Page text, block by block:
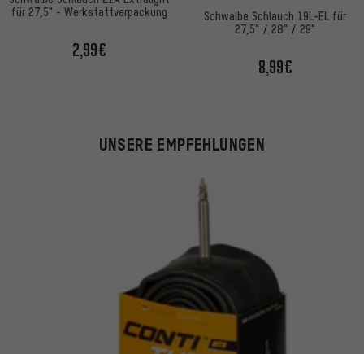
für 27,5" - Werkstattverpackung
2,99€
Schwalbe Schlauch 19L-EL für
27,5" / 28" / 29"
8,99€
UNSERE EMPFEHLUNGEN